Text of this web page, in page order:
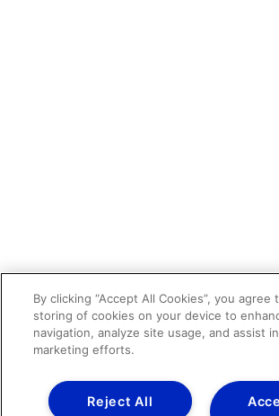
By clicking “Accept All Cookies”, you agree
storing of cookies on your device to
navigation, analyze site usage, and assist
marketing efforts.
Reject All